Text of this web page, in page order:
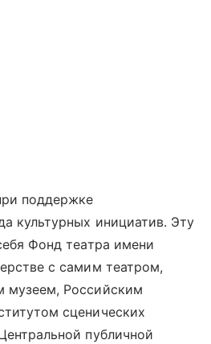
поддержке
культурных инициатив. Эту
Фонд театра имени
с самим театром,
музеем, Российским
сценических
публичной